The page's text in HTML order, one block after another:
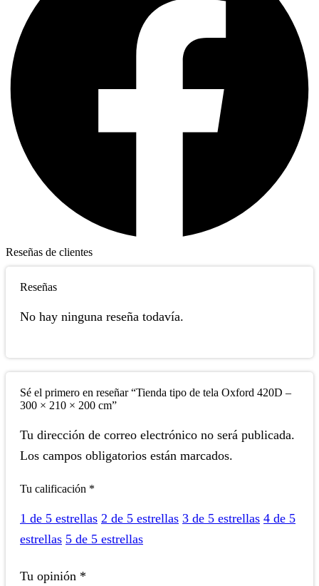
Reseñas de clientes
Reseñas
No hay ninguna reseña todavía.
Sé el primero en reseñar “Tienda tipo de tela Oxford 420D –
300 × 210 × 200 cm”
Tu dirección de correo electrónico no será publicada.
Los campos obligatorios están marcados.
Tu calificación *
1 de 5 estrellas 2 de 5 estrellas 3 de 5 estrellas 4 de 5
estrellas 5 de 5 estrellas
Tu opinión *